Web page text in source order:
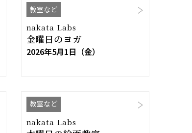
教室など
nakata Labs
金曜日のヨガ
2026年5月1日（金）
教室など
nakata Labs